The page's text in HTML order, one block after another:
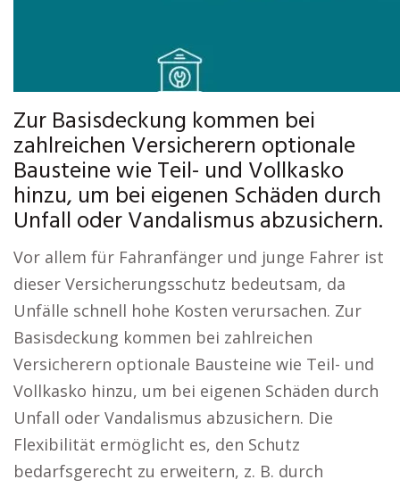
Zur Basisdeckung kommen bei
zahlreichen Versicherern optionale
Bausteine wie Teil- und Vollkasko
hinzu, um bei eigenen Schäden durch
Unfall oder Vandalismus abzusichern.
Vor allem für Fahranfänger und junge Fahrer ist
dieser Versicherungsschutz bedeutsam, da
Unfälle schnell hohe Kosten verursachen. Zur
Basisdeckung kommen bei zahlreichen
Versicherern optionale Bausteine wie Teil- und
Vollkasko hinzu, um bei eigenen Schäden durch
Unfall oder Vandalismus abzusichern. Die
Flexibilität ermöglicht es, den Schutz
bedarfsgerecht zu erweitern, z. B. durch